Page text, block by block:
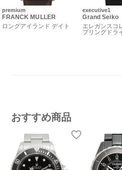
premium
FRANCK MULLER
ロングアイランド デイト
executive1
Grand Seiko
エレガンスコ
プリングドラ
おすすめ商品